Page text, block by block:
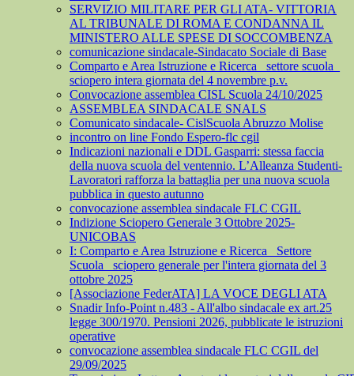
SERVIZIO MILITARE PER GLI ATA- VITTORIA
AL TRIBUNALE DI ROMA E CONDANNA IL
MINISTERO ALLE SPESE DI SOCCOMBENZA
comunicazione sindacale-Sindacato Sociale di Base
Comparto e Area Istruzione e Ricerca_ settore scuola_
sciopero intera giornata del 4 novembre p.v.
Convocazione assemblea CISL Scuola 24/10/2025
ASSEMBLEA SINDACALE SNALS
Comunicato sindacale- CislScuola Abruzzo Molise
incontro on line Fondo Espero-flc cgil
Indicazioni nazionali e DDL Gasparri: stessa faccia
della nuova scuola del ventennio. L’Alleanza Studenti-
Lavoratori rafforza la battaglia per una nuova scuola
pubblica in questo autunno
convocazione assemblea sindacale FLC CGIL
Indizione Sciopero Generale 3 Ottobre 2025-
UNICOBAS
I: Comparto e Area Istruzione e Ricerca_ Settore
Scuola_ sciopero generale per l'intera giornata del 3
ottobre 2025
[Associazione FederATA] LA VOCE DEGLI ATA
Snadir Info-Point n.483 - All'albo sindacale ex art.25
legge 300/1970. Pensioni 2026, pubblicate le istruzioni
operative
convocazione assemblea sindacale FLC CGIL del
29/09/2025